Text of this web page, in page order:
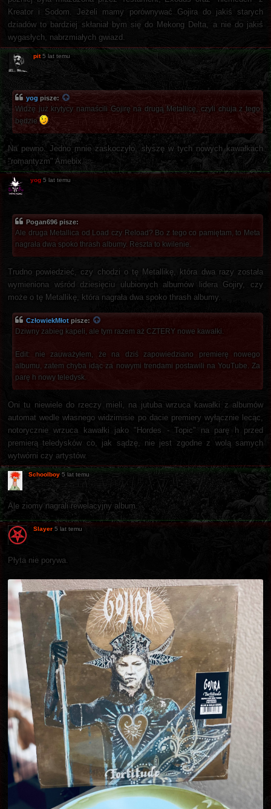
Kreator i Sodom. Jeżeli mamy porównywać Gojira do jakiś starych
dziadów to bardziej skłaniał bym się do Mekong Delta, a nie do jakiś
wygasłych, nabrzmiałych gwiazd.
pit 5 lat temu
yog pisze:
Widzę już krytycy namaścili Gojirę na drugą Metallicę, czyli chuja z tego
będzie
Na pewno. Jedno mnie zaskoczyło, słyszę w tych nowych kawałkach
"romantyzm" Amebix.
yog 5 lat temu
Pogan696 pisze:
Ale druga Metallica od Load czy Reload? Bo z tego co pamiętam, to Meta
nagrała dwa spoko thrash albumy. Reszta to kwilenie.
Trudno powiedzieć, czy chodzi o tę Metallikę, która dwa razy została
wymieniona wśród dziesięciu ulubionych albumów lidera Gojiry, czy
może o tę Metallikę, która nagrała dwa spoko thrash albumy.
CzłowiekMłot pisze:
Dziwny zabieg kapeli, ale tym razem aż CZTERY nowe kawałki.
Edit: nie zauważyłem, że na dziś zapowiedziano premierę nowego
albumu, zatem chyba idąc za nowymi trendami postawili na YouTube. Za
parę h nowy teledysk.
Oni tu niewiele do rzeczy mieli, na jutuba wrzuca kawałki z albumów
automat wedle własnego widzimisie po dacie premiery wyłącznie lecąc,
notorycznie wrzuca kawałki jako "Hordes - Topic" na parę h przed
premierą teledysków co, jak sądzę, nie jest zgodne z wolą samych
wytwórni czy artystów.
Schoolboy 5 lat temu
Ale ziomy nagrali rewelacyjny album.
Slayer 5 lat temu
Płyta nie porywa.